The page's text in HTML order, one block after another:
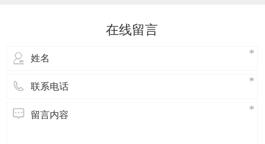
控制在某一需求范围内，而所给予特别设
计的房间。不论外在之空气条件如何变
在线留言